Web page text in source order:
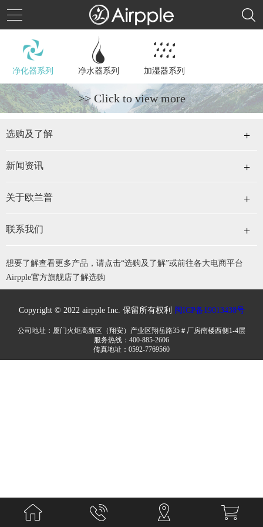
净化器系列 净水器系列 加湿器系列
>> Click to view more
选购及了解
新闻资讯
关于欧兰普
联系我们
想要了解查看更多产品，请点击“选购及了解”或前往各大电商平台
Airpple官方旗舰店了解选购
Copyright © 2022 airpple Inc. 保留所有权利 闽ICP备19013438号
公司地址：厦门火炬高新区（翔安）产业区翔岳路35＃厂房南楼西侧1-4层
服务热线：400-885-2606
传真地址：0592-7769560